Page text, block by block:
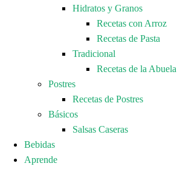
Hidratos y Granos
Recetas con Arroz
Recetas de Pasta
Tradicional
Recetas de la Abuela
Postres
Recetas de Postres
Básicos
Salsas Caseras
Bebidas
Aprende